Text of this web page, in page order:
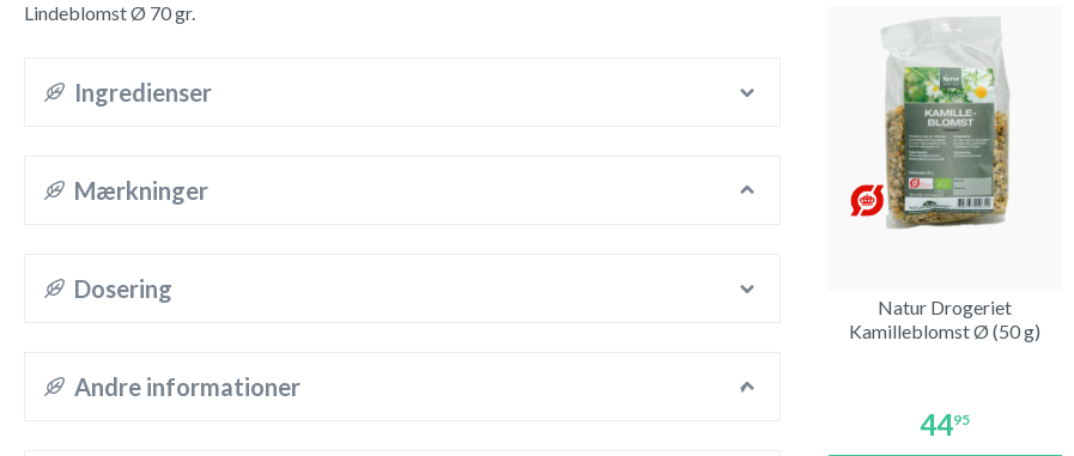
Lindeblomst Ø 70 gr.
Ingredienser
Mærkninger
Dosering
Andre informationer
Natur Drogeriet
Kamilleblomst Ø (50 g)
4495